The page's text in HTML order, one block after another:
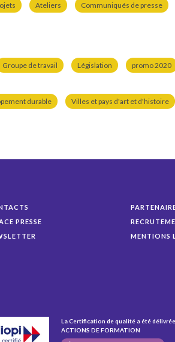
Ateliers Communiqués de presse
Groupe de travail Législation promo 2020
durable Villes et pays d'art et d'histoire
PRESSE
MENTIONS
La Certification de qualité a été
ACTIONS DE FORMATION